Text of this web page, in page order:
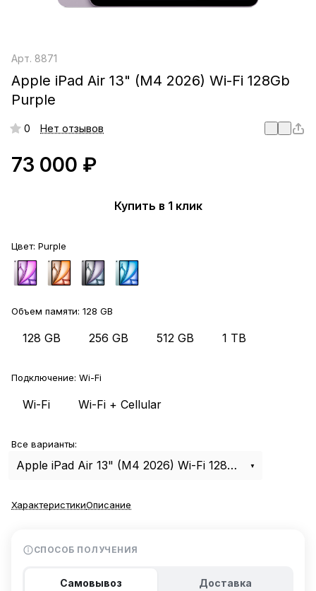
Арт. 8871
Apple iPad Air 13" (M4 2026) Wi-Fi 128Gb
Purple
0 Нет отзывов
73 000 ₽
Купить в 1 клик
Цвет: Purple
Объем памяти: 128 GB
128 GB 256 GB 512 GB 1 TB
Подключение: Wi-Fi
Wi-Fi Wi-Fi + Cellular
Все варианты:
Apple iPad Air 13" (M4 2026) Wi-Fi 128Gb Purple
ХарактеристикиОписание
СПОСОБ ПОЛУЧЕНИЯ
Самовывоз Доставка